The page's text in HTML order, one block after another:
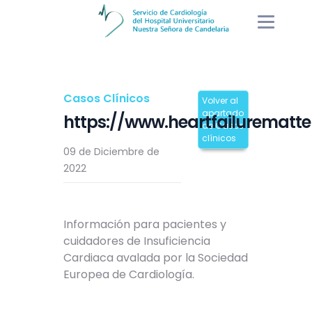
Casos Clínicos
https://
09 de Diciembre de
2022
Volver al
apartado
de Casos
clínicos
Información para pacientes y
cuidadores de Insuficiencia
Cardiaca avalada por la Sociedad
Europea de Cardiología.